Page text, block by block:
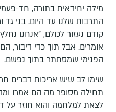
מילה יחידאית בתורה, חד-
התרבות שלנו עד היום. בני גד
קודם נעזור לכולם, "אנחנו
אומרים. אבל תוך כדי דיבור,
הפנימי שמסתתר בתוך נפשם.
שימו לב שיש אריכות דברים
תחילה מסופר מה הם אמרו
לצאת למלחמה והוא חוזר על